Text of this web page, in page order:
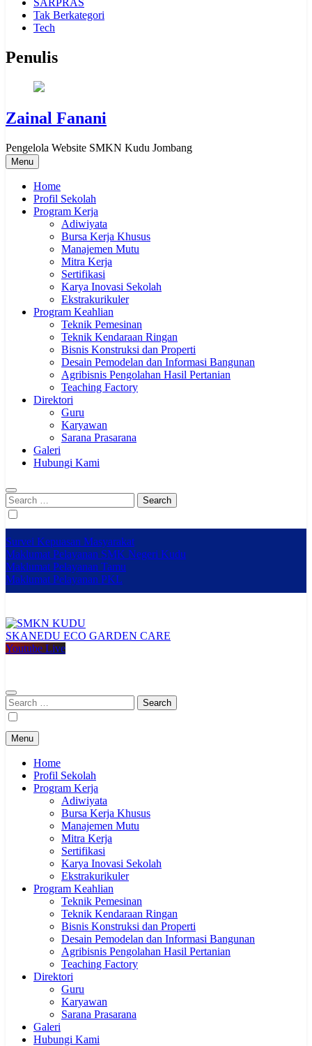
SARPRAS
Tak Berkategori
Tech
Penulis
Zainal Fanani
Pengelola Website SMKN Kudu Jombang
Menu
Home
Profil Sekolah
Program Kerja
Adiwiyata
Bursa Kerja Khusus
Manajemen Mutu
Mitra Kerja
Sertifikasi
Karya Inovasi Sekolah
Ekstrakurikuler
Program Keahlian
Teknik Pemesinan
Teknik Kendaraan Ringan
Bisnis Konstruksi dan Properti
Desain Pemodelan dan Informasi Bangunan
Agribisnis Pengolahan Hasil Pertanian
Teaching Factory
Direktori
Guru
Karyawan
Sarana Prasarana
Galeri
Hubungi Kami
Search
for:
Survei Kepuasan Masyarakat
Maklumat Pelayanan SMK Negeri Kudu
Maklumat Pelayanan Tamu
Maklumat Pelayanan PKL
SMKN KUDU
Mencetak Generasi Unggul Berkarakter RAPI BERWIBAWA
SKANEDU ECO GARDEN CARE
Youtube Live
Search
for:
Menu
Home
Profil Sekolah
Program Kerja
Adiwiyata
Bursa Kerja Khusus
Manajemen Mutu
Mitra Kerja
Sertifikasi
Karya Inovasi Sekolah
Ekstrakurikuler
Program Keahlian
Teknik Pemesinan
Teknik Kendaraan Ringan
Bisnis Konstruksi dan Properti
Desain Pemodelan dan Informasi Bangunan
Agribisnis Pengolahan Hasil Pertanian
Teaching Factory
Direktori
Guru
Karyawan
Sarana Prasarana
Galeri
Hubungi Kami